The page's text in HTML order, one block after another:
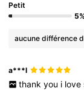
Petit
aucune différence
a***l
thank you i love